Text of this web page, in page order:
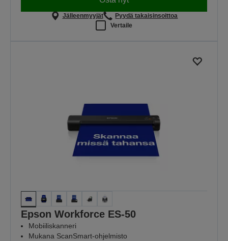
Jälleenmyyjät
Pyydä takaisinsoittoa
Vertaile
Epson Workforce ES-50
Mobiiliskanneri
Mukana ScanSmart-ohjelmisto